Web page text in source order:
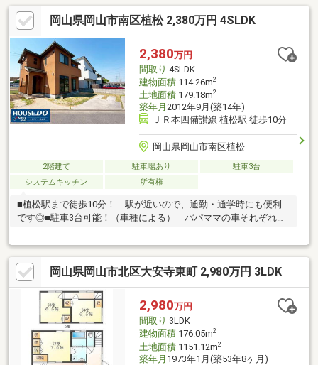
ン力で失敗しないリフォームを実現。中古物件をリノベ・リフォ
ームで蘇らせます。物件購入費用とリノベ工事費用を一緒にロー
ンで組む提案も可能です。3Dモデリングでリフォームの完成予想
図を立体的に表現。購入・買い替え・購入+リノベーションな
ど、お気軽にご相談ください！お問い合わせは【086-250-9005】
岡山県岡山市南区植松 2,380万円 4SLDK
2,380万円
間取り 4SLDK
建物面積114.26m2
土地面積179.18m2
築年月 2012年9月(築14年)
ＪＲ本四備讃線 植松駅 徒歩10分
岡山県岡山市南区植松
2階建て 駐車場あり
駐車3台
システムキッチン
所有権
■植松駅まで徒歩10分！ 駅が近いので、通勤・通学時にも便利
です◎■駐車3台可能！（車種による） パパママの車それぞれと
ルナカまで車で5分！ 近くにスーパーがあるので、毎日のお買い
物も快適です♪≪ハウスドゥ 岡山南なら おうち購入に関するす
べての手続きをサポート！≫一生で一度のお買物を全力でお手伝
いさせていただきます！住宅ローン・火災保険、リフォームや解
体引越時の不用品回収等のご相談も承っております！
◆────────◆ 物件見学予約受付中！ Free【0800-666-
2103】◆────────◆
岡山県岡山市北区大安寺東町 2,980万円 3LDK
2,980万円
間取り 3LDK
建物面積176.05m2
土地面積1151.12m2
築年月 1973年1月(築53年8ヶ月)